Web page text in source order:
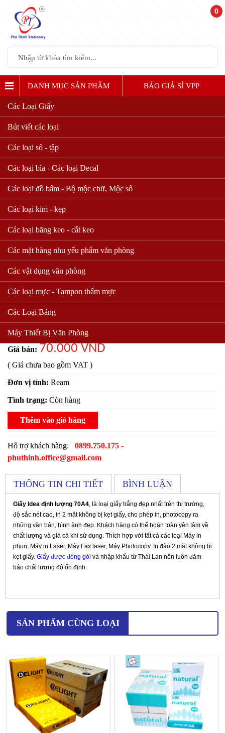
DANH MỤC SẢN PHẨM BÁO GIẢ SỈ VPP
Các Loại Giấy
Bút viết các loại
Các loại sổ - tập
Các loại bìa - Các loại Decal
Các loại đồ bấm - Bộ mộc chữ, Mộc số
Các loại kim - kẹp
Các loại băng keo - cắt keo
Các mặt hàng nhu yếu phẩm văn phòng
Các vật dụng văn phòng
Các loại mực - Tampon thấm mực
Các Loại Bảng
Máy Thiết Bị Văn Phòng
GIẤY IDEAL 70A4
Mã sản phẩm:
9493 lượt xem
Giá bán: 70.000 VND
( Giá chưa bao gồm VAT )
Đơn vị tính: Ream
Tình trạng: Còn hàng
Thêm vào giỏ hàng
Hỗ trợ khách hàng: 0899.750.175 -
phuthinh.office@gmail.com
THÔNG TIN CHI TIẾT BÌNH LUẬN
Giấy Idea định lượng 70A4 , là loại giấy trắng đẹp nhất trên thị trường,
độ sắc nét cao, in 2 mặt không bị kẹt giấy, cho phép in, photocopy ra
những văn bản, hình ảnh đẹp. Khách hàng có thể hoàn toàn yên tâm về
chất lượng và giá cả khi sử dụng. Thích hợp với tất cả các loại Máy in
phun, Máy in Laser, Máy Fax laser, Máy Photocopy. In đảo 2 mặt không bị
kẹt giấy. Giấy được đóng gói và nhập khẩu từ Thái Lan nên luôn đảm
bảo chất lượng độ ổn định.
SẢN PHẨM CÙNG LOẠI
0